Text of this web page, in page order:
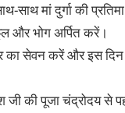
साथ मां दुर्गा की
और भोग अर्पित करें।
का सेवन करें और इस
जी की पूजा चंद्रोदय से